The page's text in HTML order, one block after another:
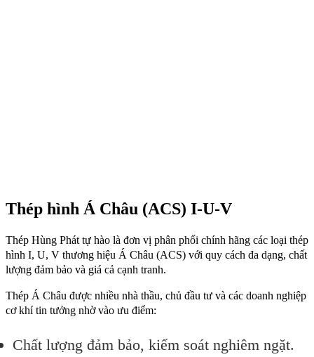
Thép hình Á Châu (ACS) I-U-V
Thép Hùng Phát tự hào là đơn vị phân phối chính hãng các loại thép
hình I, U, V thương hiệu Á Châu (ACS) với quy cách đa dạng, chất
lượng đảm bảo và giá cả cạnh tranh.
Thép Á Châu được nhiều nhà thầu, chủ đầu tư và các doanh nghiệp
cơ khí tin tưởng nhờ vào ưu điểm:
Chất lượng đảm bảo, kiểm soát nghiêm ngặt.